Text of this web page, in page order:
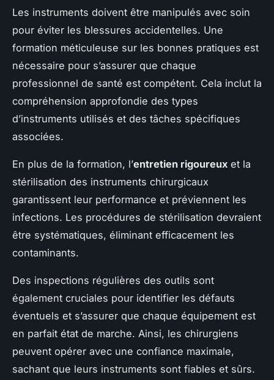
Les instruments doivent être manipulés avec soin
pour éviter les blessures accidentelles. Une
formation méticuleuse sur les bonnes pratiques est
nécessaire pour s’assurer que chaque
professionnel de santé est compétent. Cela inclut la
compréhension approfondie des types
d’instruments utilisés et des tâches spécifiques
associées.
En plus de la formation, l’entretien rigoureux et la
stérilisation des instruments chirurgicaux
garantissent leur performance et préviennent les
infections. Les procédures de stérilisation devraient
être systématiques, éliminant efficacement les
contaminants.
Des inspections régulières des outils sont
également cruciales pour identifier les défauts
éventuels et s’assurer que chaque équipement est
en parfait état de marche. Ainsi, les chirurgiens
peuvent opérer avec une confiance maximale,
sachant que leurs instruments sont fiables et sûrs.